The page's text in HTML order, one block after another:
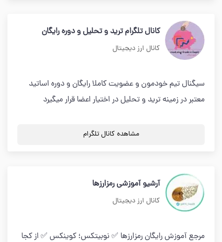
کانال تلگرام ترید و تحلیل و دوره رایگان
کانال ارز دیجیتال
سیگنال تیم خودمون و عضویت کاملا رایگان و دوره اساتید
معتبر در زمینه ترید و تحلیل در اختیار اعضا قرار میگیرد
مشاهده کانال تلگرام
آرشیو آموزشی رمزارزها
کانال ارز دیجیتال
مرجع آموزش رایگان رمزارزها ✅ نوبیتکس؛ کوینکس ✅ از کجا